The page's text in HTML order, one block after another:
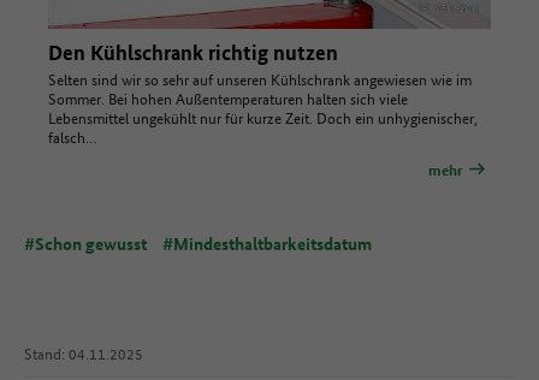
© van Son
Den Kühlschrank richtig nutzen
Selten sind wir so sehr auf unseren Kühlschrank angewiesen wie im
Sommer. Bei hohen Außentemperaturen halten sich viele
Lebensmittel ungekühlt nur für kurze Zeit. Doch ein unhygienischer,
falsch…
mehr
#Schon gewusst #Mindesthaltbarkeitsdatum
Stand: 04.11.2025